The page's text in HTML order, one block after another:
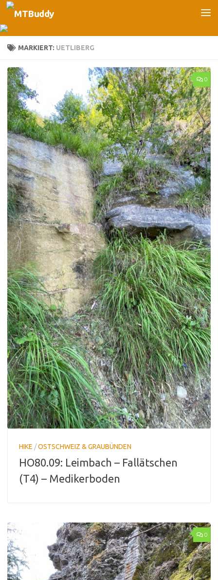
Unter dem Inhalt
MARKIERT: UETLIBERG
0
HIKE /OSTSCHWEIZ & GRAUBÜNDEN
HO80.09: Leimbach – Fallätschen
(T4) – Medikerboden
0